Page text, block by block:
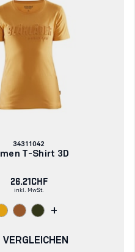
Artikelnummer:
34311042
T-Shirt 3D
26.21CHF
inkl. MwSt.
+
VERGLEICHEN